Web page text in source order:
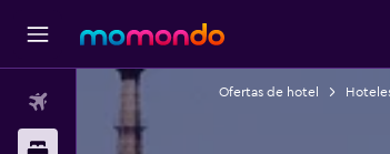
Ofertas de hotel